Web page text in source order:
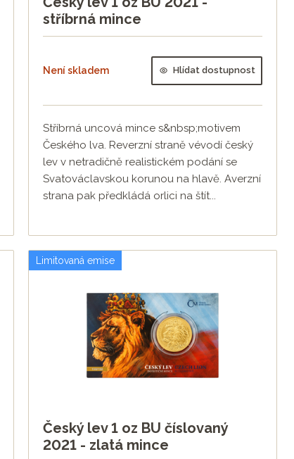
stříbrná mince
Není skladem Hlídat dostupnost
Stříbrná uncová mince s&nbsp;motivem
Českého lva. Reverzní straně vévodí český
lev v netradičně realistickém podání se
Svatováclavskou korunou na hlavě. Averzní
strana pak předkládá orlici na štít...
Limitovaná emise
Český lev 1 oz BU číslovaný
2021 - zlatá mince